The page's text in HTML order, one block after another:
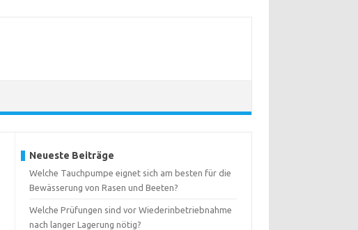
Neueste Beiträge
Welche Tauchpumpe eignet sich am besten für die
Bewässerung von Rasen und Beeten?
Welche Prüfungen sind vor Wiederinbetriebnahme
nach langer Lagerung nötig?